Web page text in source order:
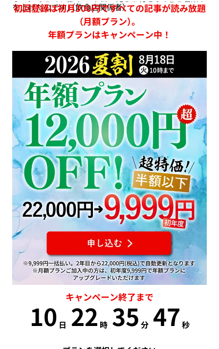
を上げたのです」（飲食店関係者）
初回登録は初月300円ですべての記事が読み放題
（月額プラン）。
年額プランはキャンペーン中！
キャンペーン終了まで
10 日 22 時 35 分 47 秒